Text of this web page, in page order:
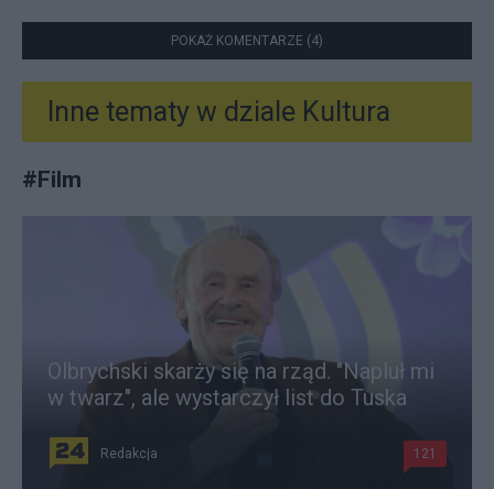
POKAŻ KOMENTARZE (4)
Inne tematy w dziale Kultura
#Film
Olbrychski skarży się na rząd. "Napluł mi
w twarz", ale wystarczył list do Tuska
Redakcja 121